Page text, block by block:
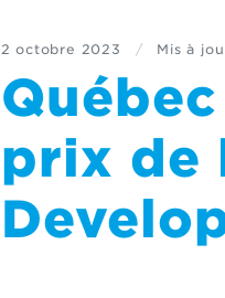
2 octobre 2023 / Mis à
prix de